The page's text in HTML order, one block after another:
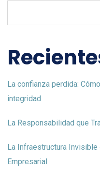
La confianza perdida:
integridad
La Responsabilidad que
La Infraestructura
Empresarial